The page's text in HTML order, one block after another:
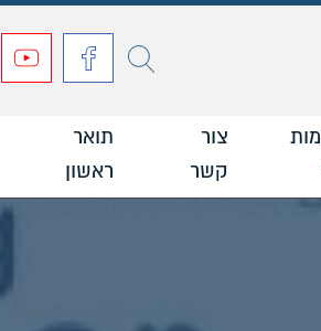
חפש
צור
קשר
תואר
ראשון